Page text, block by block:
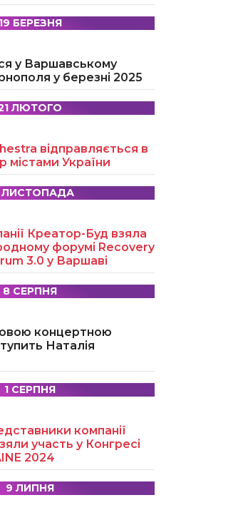
19 БЕРЕЗНЯ
у Варшавському
у березні 2025
ЛЮТОГО
відправляється в
містами України
ЛИСТОПАДА
Креатор-Буд взяла
форумі Recovery
3.0 у Варшаві
8 СЕРПНЯ
концертною
Наталія
1 СЕРПНЯ
компанії
участь у Конгресі
2024
9 ЛИПНЯ